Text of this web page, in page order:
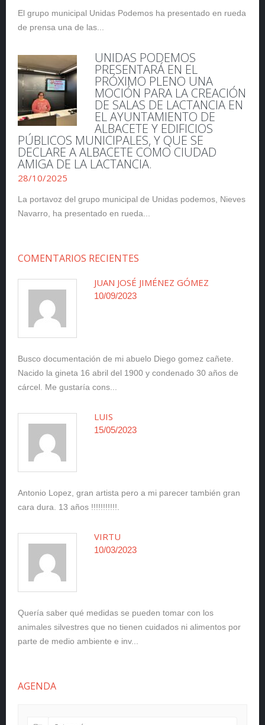
El grupo municipal Unidas Podemos ha presentado en rueda
de prensa una de las...
UNIDAS PODEMOS
PRESENTARÁ EN EL
PRÓXIMO PLENO UNA
MOCIÓN PARA LA CREACIÓN
DE SALAS DE LACTANCIA EN
EL AYUNTAMIENTO DE
ALBACETE Y EDIFICIOS
PÚBLICOS MUNICIPALES, Y QUE SE
DECLARE A ALBACETE COMO CIUDAD
AMIGA DE LA LACTANCIA.
28/10/2025
La portavoz del grupo municipal de Unidas podemos, Nieves
Navarro, ha presentado en rueda...
COMENTARIOS RECIENTES
JUAN JOSÉ JIMÉNEZ GÓMEZ
10/09/2023
Busco documentación de mi abuelo Diego gomez cañete.
Nacido la gineta 16 abril del 1900 y condenado 30 años de
cárcel. Me gustaría cons...
LUIS
15/05/2023
Antonio Lopez, gran artista pero a mi parecer también gran
cara dura. 13 años !!!!!!!!!!!.
VIRTU
10/03/2023
Quería saber qué medidas se pueden tomar con los
animales silvestres que no tienen cuidados ni alimentos por
parte de medio ambiente e inv...
AGENDA